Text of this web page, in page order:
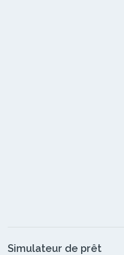
Simulateur de prêt